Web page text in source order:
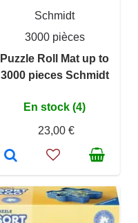
Schmidt
3000 pièces
Puzzle Roll Mat up to
3000 pieces Schmidt
En stock (4)
23,00 €